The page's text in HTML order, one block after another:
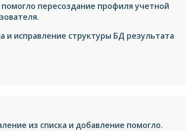
пересоздание профиля учетной
и исправление структуры БД результата
из списка и добавление помогло.